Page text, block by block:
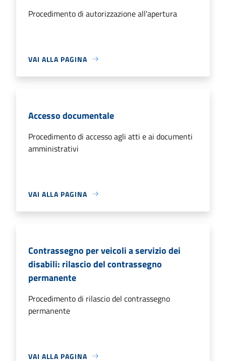
Procedimento di autorizzazione all'apertura
VAI ALLA PAGINA
Accesso documentale
Procedimento di accesso agli atti e ai documenti
amministrativi
VAI ALLA PAGINA
Contrassegno per veicoli a servizio dei
disabili: rilascio del contrassegno
permanente
Procedimento di rilascio del contrassegno
permanente
VAI ALLA PAGINA